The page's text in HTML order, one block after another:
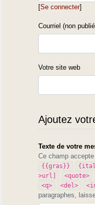
[Se connecter]
Courriel (non
Votre site web
Ajoutez
Texte de votre
Ce champ
{{gras}}
>url]
<quote>
<q> <del>
paragraphes,